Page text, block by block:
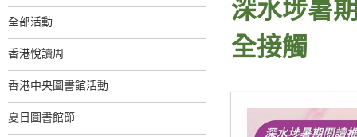
全部活動
香港悅讀周
香港中央圖書館活動
夏日圖書館節
深水埗暑
全接觸